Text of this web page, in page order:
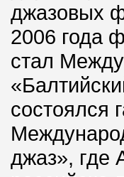
джазовых
2006 года
стал
состоялся
джаз», где